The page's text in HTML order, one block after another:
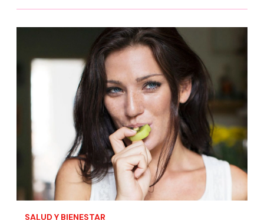
SALUD Y BIENESTAR